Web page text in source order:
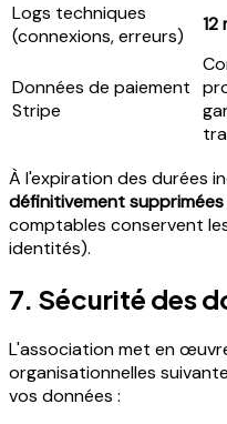
Logs techniques
(connexions, erreurs)
12
Données de paiement
Stripe
À l'expiration des durées
définitivement supprimées
comptables conservent
identités).
7. Sécurité des
L'association met en
organisationnelles
vos données :